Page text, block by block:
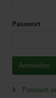
Passwort
Anmelden
Passwort